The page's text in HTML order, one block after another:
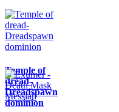
Temple of
dread-
Dreadspawn
dominion